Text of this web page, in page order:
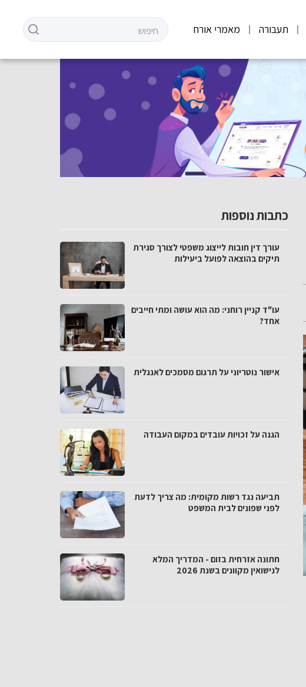
תעבורה מאמרי אורח
כתבות נוספות
עורך דין חובות לייצוג משפטי לצורך סגירת
תיקים בהוצאה לפועל ביעילות
עו"ד קניין רוחני: מה הוא עושה ומתי חייבים
אחד?
אישור נוטריוני על תרגום מסמכים לאנגלית
הגנה על זכויות עובדים במקום העבודה
תביעה נגד רשות מקומית: מה צריך לדעת
לפני שפונים לבית המשפט
חתונה אזרחית בזום - המדריך המלא
לנישואין מקוונים בשנת 2026